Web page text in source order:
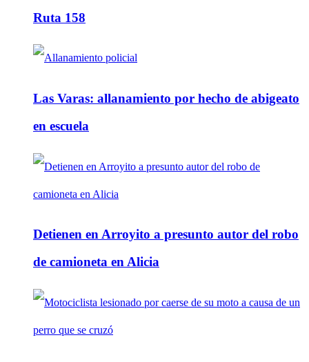
Ruta 158
Las Varas: allanamiento por hecho de abigeato
en escuela
Detienen en Arroyito a presunto autor del robo
de camioneta en Alicia